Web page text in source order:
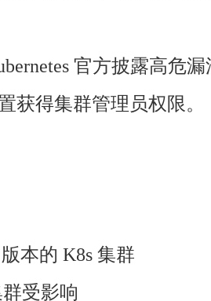
官方披露高危
获得集群管理员权限。
本的 K8s 集群
受影响